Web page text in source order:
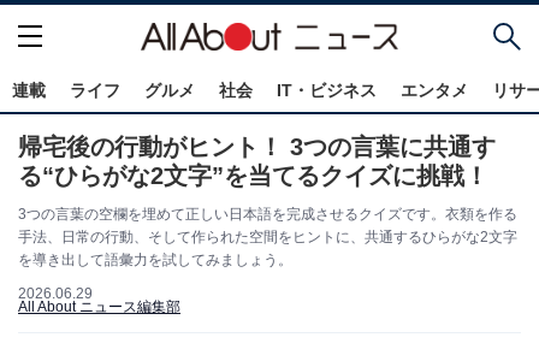
連載 ライフ グルメ 社会 IT・ビジネス エンタメ リサ
帰宅後の行動がヒント！ 3つの言葉に共通す
る“ひらがな2文字”を当てるクイズに挑戦！
3つの言葉の空欄を埋めて正しい日本語を完成させるクイズです。衣類を作る
手法、日常の行動、そして作られた空間をヒントに、共通するひらがな2文字
を導き出して語彙力を試してみましょう。
2026.06.29
All About ニュース編集部